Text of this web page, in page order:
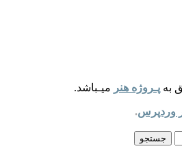
به پـروژه هنر میـباشد.
وردپرس.
جستجو